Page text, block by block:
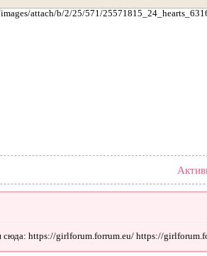
attach/b/2/25/571/
сюда: https://girlforum.forrum.eu/ https://